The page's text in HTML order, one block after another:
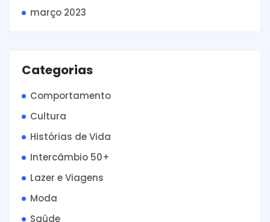
março 2023
Categorias
Comportamento
Cultura
Histórias de Vida
Intercâmbio 50+
Lazer e Viagens
Moda
Saúde